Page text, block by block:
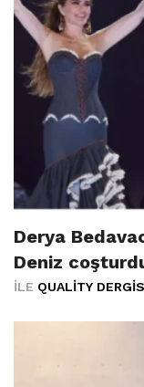
Derya
Deniz
İLE QUALITY